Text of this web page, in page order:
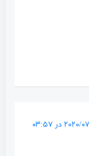
۳۱ در ۰۳:۵۷